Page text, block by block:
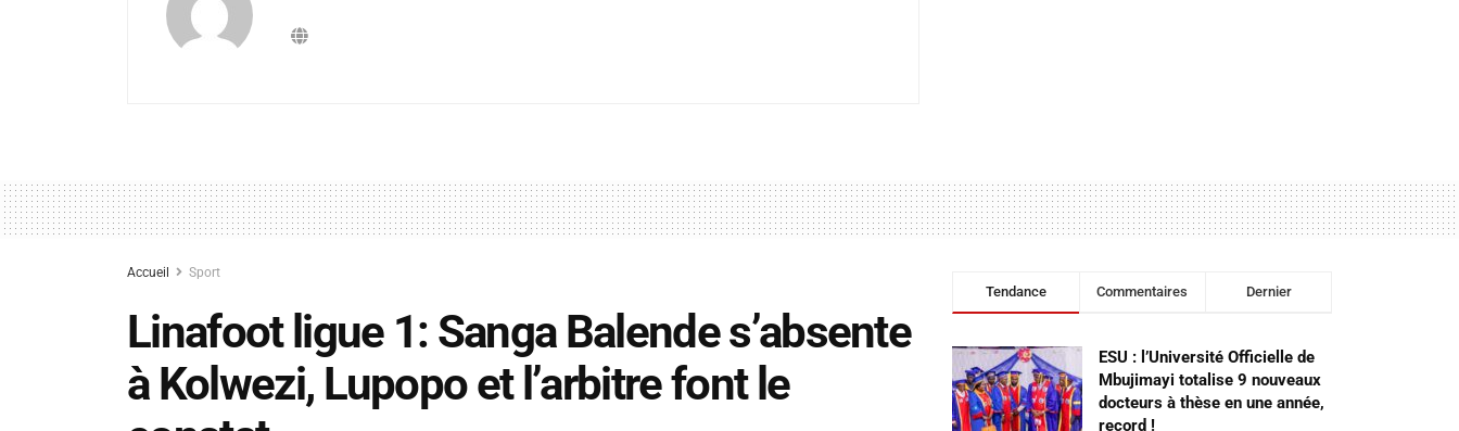
Accueil Sport
Linafoot ligue 1: Sanga Balende s’absente
à Kolwezi, Lupopo et l’arbitre font le
Tendance Commentaires Dernier
ESU : l’Université Officielle de
Mbujimayi totalise 9 nouveaux
docteurs à thèse en une année,
record !